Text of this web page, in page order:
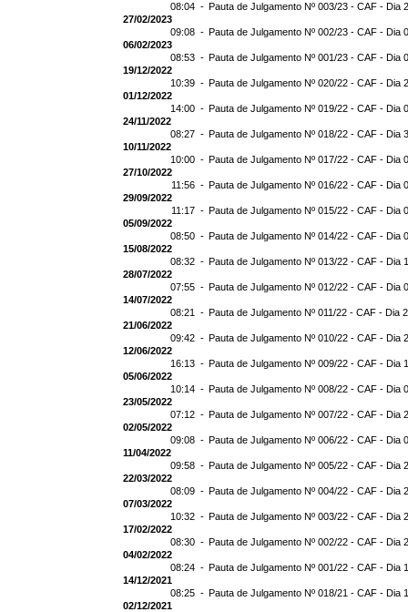
08:04 - Pauta de Julgamento Nº 003/23 - CAF - Dia
27/02/2023
09:08 - Pauta de Julgamento Nº 002/23 - CAF - Dia
06/02/2023
08:53 - Pauta de Julgamento Nº 001/23 - CAF - Dia
19/12/2022
10:39 - Pauta de Julgamento Nº 020/22 - CAF - Dia
01/12/2022
14:00 - Pauta de Julgamento Nº 019/22 - CAF - Dia
24/11/2022
08:27 - Pauta de Julgamento Nº 018/22 - CAF - Dia
10/11/2022
10:00 - Pauta de Julgamento Nº 017/22 - CAF - Dia
27/10/2022
11:56 - Pauta de Julgamento Nº 016/22 - CAF - Dia
29/09/2022
11:17 - Pauta de Julgamento Nº 015/22 - CAF - Dia
05/09/2022
08:50 - Pauta de Julgamento Nº 014/22 - CAF - Dia
15/08/2022
08:32 - Pauta de Julgamento Nº 013/22 - CAF - Dia
28/07/2022
07:55 - Pauta de Julgamento Nº 012/22 - CAF - Dia
14/07/2022
08:21 - Pauta de Julgamento Nº 011/22 - CAF - Dia
21/06/2022
09:42 - Pauta de Julgamento Nº 010/22 - CAF - Dia
12/06/2022
16:13 - Pauta de Julgamento Nº 009/22 - CAF - Dia
05/06/2022
10:14 - Pauta de Julgamento Nº 008/22 - CAF - Dia
23/05/2022
07:12 - Pauta de Julgamento Nº 007/22 - CAF - Dia
02/05/2022
09:08 - Pauta de Julgamento Nº 006/22 - CAF - Dia
11/04/2022
09:58 - Pauta de Julgamento Nº 005/22 - CAF - Dia
22/03/2022
08:09 - Pauta de Julgamento Nº 004/22 - CAF - Dia
07/03/2022
10:32 - Pauta de Julgamento Nº 003/22 - CAF - Dia
17/02/2022
08:30 - Pauta de Julgamento Nº 002/22 - CAF - Dia
04/02/2022
08:24 - Pauta de Julgamento Nº 001/22 - CAF - Dia
14/12/2021
08:25 - Pauta de Julgamento Nº 018/21 - CAF - Dia
02/12/2021